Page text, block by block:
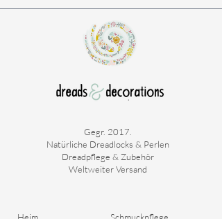
M: Für Dreadlocks bis zu den Schultern.
L: Für Dreadlocks, die über Ihre
Schultern/Rückenmitte reichen.
Gegr. 2017.
Natürliche Dreadlocks & Perlen
Dreadpflege & Zubehör
Weltweiter Versand
Heim Schmuckpflege